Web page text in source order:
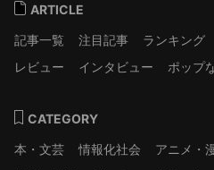
ARTICLE
記事一覧
注目記事 ランキング
レビュー
インタビュー ポップ
CATEGORY
本・文芸
情報化社会 アニメ・